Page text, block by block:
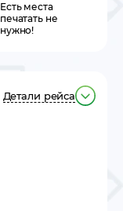
Есть места
печатать не
нужно!
Детали рейса